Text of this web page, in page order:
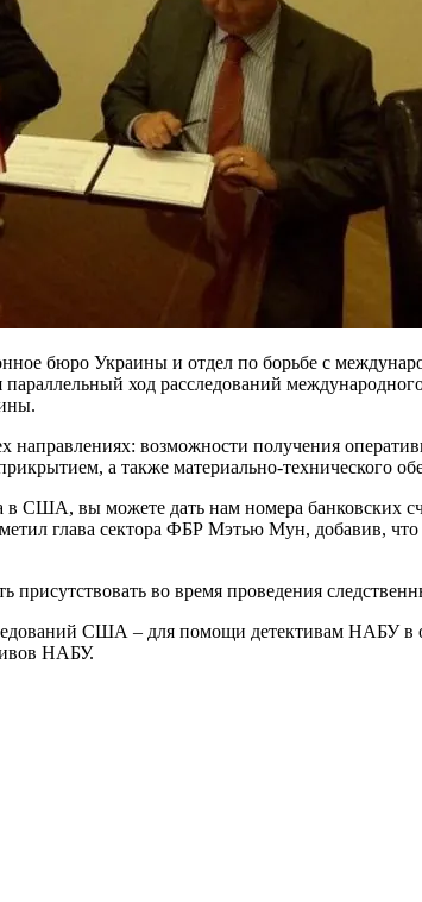
бюро Украины и отдел по борьбе с
ход расследований
возможности получения
а также материально-технического
США, вы можете дать нам номера банковских
глава сектора ФБР Мэтью Мун, добавив, что
во время проведения
США – для помощи детективам НАБУ
НАБУ.